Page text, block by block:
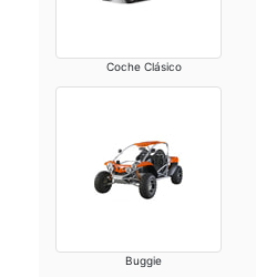
Coche Clásico
Buggie